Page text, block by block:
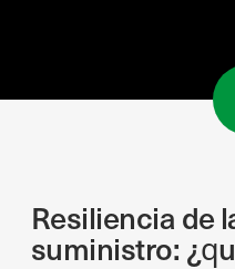
Resiliencia de
suministro: